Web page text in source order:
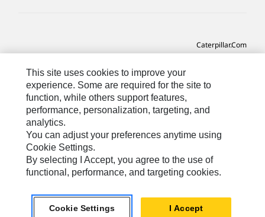
Caterpillar.com
تفضيلات التسويق الخاصة بي
SA-Arabic© 2026 Caterpillar. كل الحقوق محفوظة
This site uses cookies to improve your
experience. Some are required for the site to
function, while others support features,
performance, personalization, targeting, and
analytics.
You can adjust your preferences anytime using
Cookie Settings.
By selecting I Accept, you agree to the use of
functional, performance, and targeting cookies.
Cookie Settings I Accept